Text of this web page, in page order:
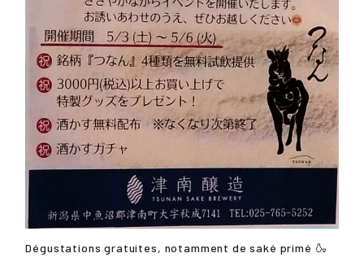
Dégustations gratuites, notamment de saké primé 🍶